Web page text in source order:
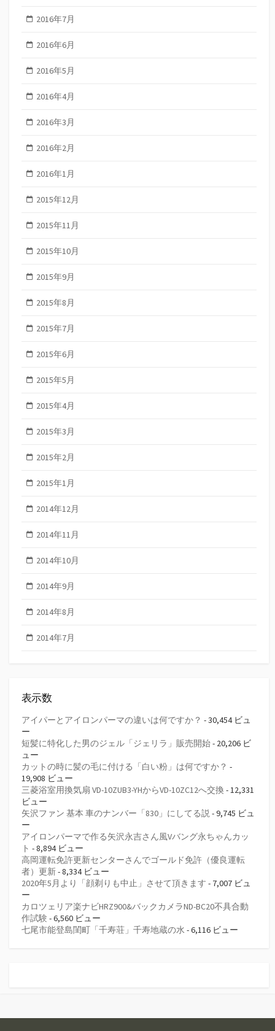
2016年7月
2016年6月
2016年5月
2016年4月
2016年3月
2016年2月
2016年1月
2015年12月
2015年11月
2015年10月
2015年9月
2015年8月
2015年7月
2015年6月
2015年5月
2015年4月
2015年3月
2015年2月
2015年1月
2014年12月
2014年11月
2014年10月
2014年9月
2014年8月
2014年7月
表示数
アイパーとアイロンパーマの違いは何ですか？ - 30,454 ビュ
ー
短髪に特化した男のジェル「ジェリラ」販売開始- 20,206 ビ
ュー
カットの時に髪の毛に付ける「白い粉」は何ですか？ -
19,908 ビュー
三菱浴室用換気扇 VD-10ZUB3-YHからVD-10ZC12へ交換 - 12,331
ビュー
矢沢ファン 基本 車のナンバー「830」にしてる説- 9,745 ビュ
ー
アイロンパーマで作る矢沢永吉さん風Vバング永ちゃんカッ
ト - 8,894 ビュー
高岡運転免許更新センターさんでゴールド免許（優良運転
者）更新- 8,334 ビュー
2020年5月より「顔剃りも中止」させて頂きます - 7,007 ビュ
ー
カロツェリア楽ナビHRZ900&バックカメラND-BC20不具合動
作試験 - 6,560 ビュー
七尾市能登島閨町「千寿荘」千寿地蔵の水 - 6,116 ビュー